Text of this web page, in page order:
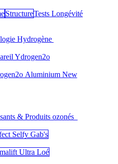
StructureTests Longévité
Hydrogène
Ydrogen2o
Aluminium New
& Produits ozonés
Selfy Gab's
Ultra Loé